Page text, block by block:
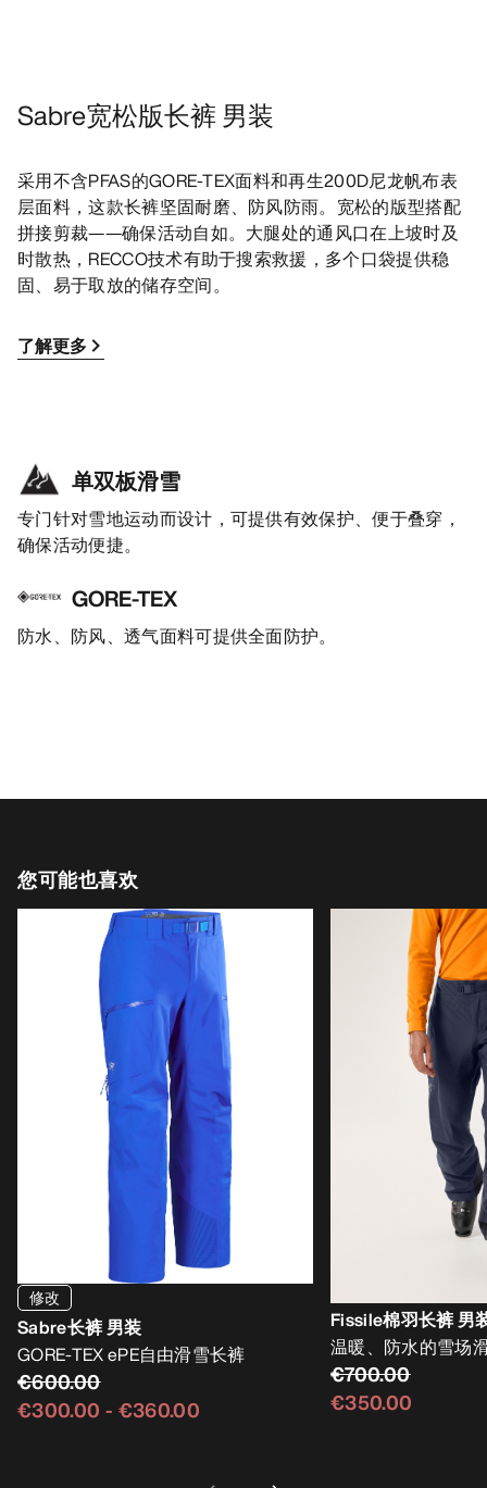
Sabre宽松版长裤 男装
采用不含PFAS的GORE-TEX面料和再生200D尼龙帆布表
层面料，这款长裤坚固耐磨、防风防雨。宽松的版型搭配
拼接剪裁——确保活动自如。大腿处的通风口在上坡时及
时散热，RECCO技术有助于搜索救援，多个口袋提供稳
固、易于取放的储存空间。
了解更多
单双板滑雪
专门针对雪地运动而设计，可提供有效保护、便于叠穿，
确保活动便捷。
GORE-TEX
防水、防风、透气面料可提供全面防护。
您可能也喜欢
修改
Sabre长裤 男装
GORE-TEX ePE自由滑雪长裤
€600.00
€300.00 - €360.00
Fissile棉羽长裤 男
温暖、防水的雪场
€700.00
€350.00